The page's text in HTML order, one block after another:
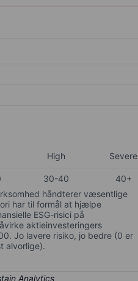
High Severe
30-40
40+
håndterer væsentlige
har til formål at hjælpe
ESG-risici på
aktieinvesteringers
Jo lavere risiko, jo bedre (0 er
alvorlige).